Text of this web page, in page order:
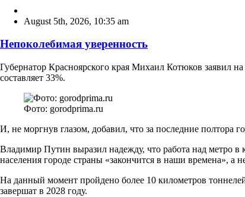
August 5th, 2026, 10:35 am
Непоколебимая уверенность
Губернатор Красноярского края Михаил Котюков заявил
составляет 33%.
Фото: gorodprima.ru
И, не моргнув глазом, добавил, что за последние полтора
Владимир Путин выразил надежду, что работа над метро
населения городе страны «закончится в наши времена», а
На данный момент пройдено более 10 километров
завершат в 2028 году.